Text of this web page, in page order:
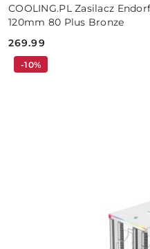
COOLING.PL Zasilacz
120mm 80 Plus Bronze
Cena:
269.99
-10%